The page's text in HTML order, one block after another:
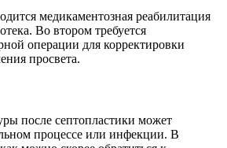
медикаментозная реабилитация
Во втором требуется
операции для корректировки
просвета.
после септопластики может
процессе или инфекции. В